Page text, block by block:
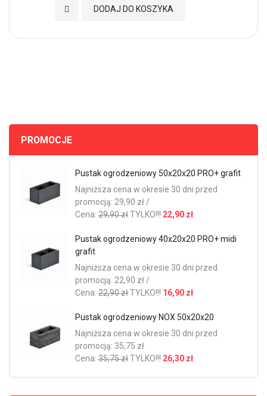
DODAJ DO KOSZYKA
Dodaj do Ulubionych
PROMOCJE
Pustak ogrodzeniowy 50x20x20 PRO+ grafit
Najniższa cena w okresie 30 dni przed
promocją: 29,90 zł /
Cena: 29,90 złTYLKO!!! 22,90 zł
Pustak ogrodzeniowy 40x20x20 PRO+ midi
grafit
Najniższa cena w okresie 30 dni przed
promocją: 22,90 zł /
Cena: 22,90 złTYLKO!!! 16,90 zł
Pustak ogrodzeniowy NOX 50x20x20
Najniższa cena w okresie 30 dni przed
promocją: 35,75 zł
Cena: 35,75 złTYLKO!!! 26,30 zł